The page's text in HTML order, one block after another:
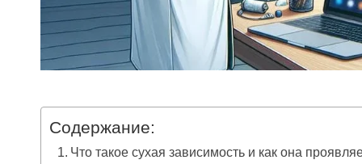
Содержание:
Что такое сухая зависимость и как она